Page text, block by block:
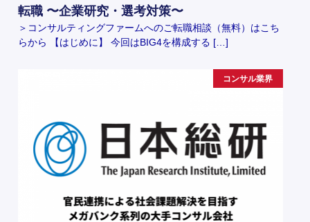
転職 〜企業研究・選考対策〜
＞コンサルティングファームへのご転職相談（無料）はこち
らから 【はじめに】 今回はBIG4を構成する […]
コンサル業界